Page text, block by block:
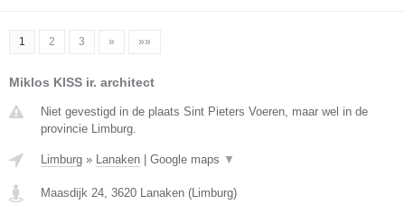
1 2 3 » »»
Miklos KISS ir. architect
Niet gevestigd in de plaats Sint Pieters Voeren, maar wel in de
provincie Limburg.
Limburg » Lanaken Google maps ▼
Maasdijk 24, 3620 Lanaken (Limburg)